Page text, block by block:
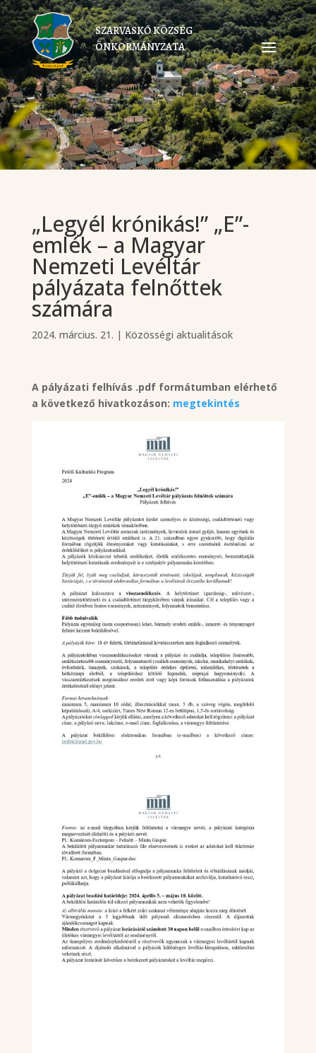
SZARVASKŐ KÖZSÉG
ÖNKORMÁNYZATA
„Legyél krónikás!” „E”-
emlék – a Magyar
Nemzeti Levéltár
pályázata felnőttek
számára
2024. március. 21. | Közösségi aktualitások
A pályázati felhívás .pdf formátumban elérhető
a következő hivatkozáson: megtekintés